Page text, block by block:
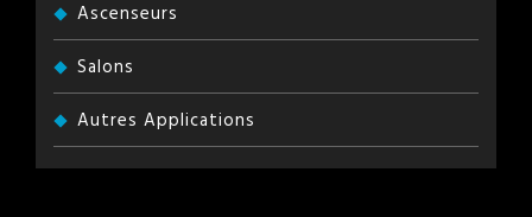
Ascenseurs
Salons
Autres Applications